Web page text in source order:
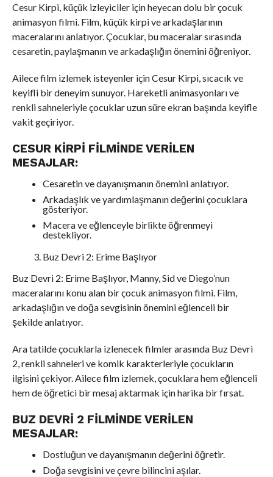
Cesur Kirpi, küçük izleyiciler için heyecan dolu bir çocuk
animasyon filmi. Film, küçük kirpi ve arkadaşlarının
maceralarını anlatıyor. Çocuklar, bu maceralar sırasında
cesaretin, paylaşmanın ve arkadaşlığın önemini öğreniyor.
Ailece film izlemek isteyenler için Cesur Kirpi, sıcacık ve
keyifli bir deneyim sunuyor. Hareketli animasyonları ve
renkli sahneleriyle çocuklar uzun süre ekran başında keyifle
vakit geçiriyor.
CESUR KIRPI FILMINDE VERILEN
MESAJLAR:
Cesaretin ve dayanışmanın önemini anlatıyor.
Arkadaşlık ve yardımlaşmanın değerini çocuklara
gösteriyor.
Macera ve eğlenceyle birlikte öğrenmeyi
destekliyor.
Buz Devri 2: Erime Başlıyor
Buz Devri 2: Erime Başlıyor, Manny, Sid ve Diego’nun
maceralarını konu alan bir çocuk animasyon filmi. Film,
arkadaşlığın ve doğa sevgisinin önemini eğlenceli bir
şekilde anlatıyor.
Ara tatilde çocuklarla izlenecek filmler arasında Buz Devri
2, renkli sahneleri ve komik karakterleriyle çocukların
ilgisini çekiyor. Ailece film izlemek, çocuklara hem eğlenceli
hem de öğretici bir mesaj aktarmak için harika bir fırsat.
BUZ DEVRI 2 FILMINDE VERILEN
MESAJLAR:
Dostluğun ve dayanışmanın değerini öğretir.
Doğa sevgisini ve çevre bilincini aşılar.